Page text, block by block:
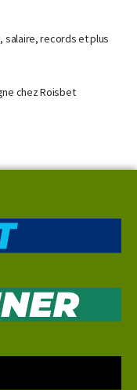
salaire, records et plus
chez Roisbet